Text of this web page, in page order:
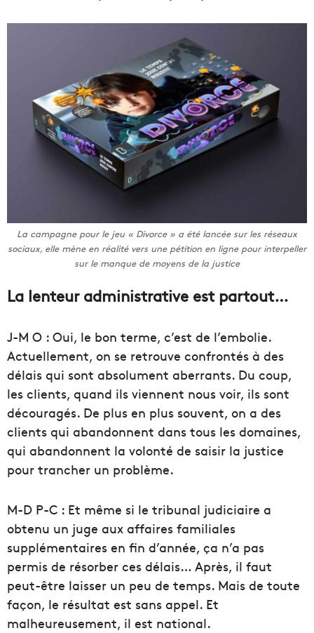
La campagne pour le jeu « Divorce » a été lancée sur les réseaux
sociaux, elle mène en réalité vers une pétition en ligne pour interpeller
sur le manque de moyens de la justice
La lenteur administrative est partout…
J-M O : Oui, le bon terme, c’est de l’embolie.
Actuellement, on se retrouve confrontés à des
délais qui sont absolument aberrants. Du coup,
les clients, quand ils viennent nous voir, ils sont
découragés. De plus en plus souvent, on a des
clients qui abandonnent dans tous les domaines,
qui abandonnent la volonté de saisir la justice
pour trancher un problème.
M-D P-C : Et même si le tribunal judiciaire a
obtenu un juge aux affaires familiales
supplémentaires en fin d’année, ça n’a pas
permis de résorber ces délais… Après, il faut
peut-être laisser un peu de temps. Mais de toute
façon, le résultat est sans appel. Et
malheureusement, il est national.